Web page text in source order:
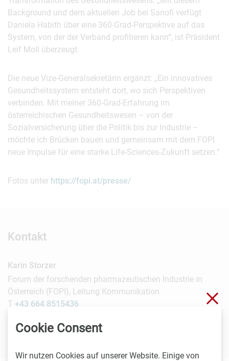
Background und dem aktuellen Job bei Sanofi verfügt
Daniela Habith über eine 360-Grad-Perspektive auf das
System, von der der Verband profitieren kann“, ist Präsident
Leif Moll überzeugt.
Die neue Vize-Generalsekretärin ergänzt: „Ein innovatives
Gesundheitssystem entsteht dort, wo sich Perspektiven
verbinden. Mit meiner 360-Grad-Erfahrung im
österreichischen Gesundheitswesen – von der
Sozialversicherung über die Politik bis zur Industrie –
möchte ich Brücken bauen und gemeinsam mit dem FOPI
neue Impulse für eine starke Life-Sciences-Zukunft setzen.“
Fotos unter https://fopi.at/presse/
Kontakt
Karin Storzer
Forum der forschenden pharmazeutischen Industrie in
Österreich (FOPI), Leitung Kommunikation
T +43 664 8515436
Cookie Consent
Wir nutzen Cookies auf unserer Website. Einige von